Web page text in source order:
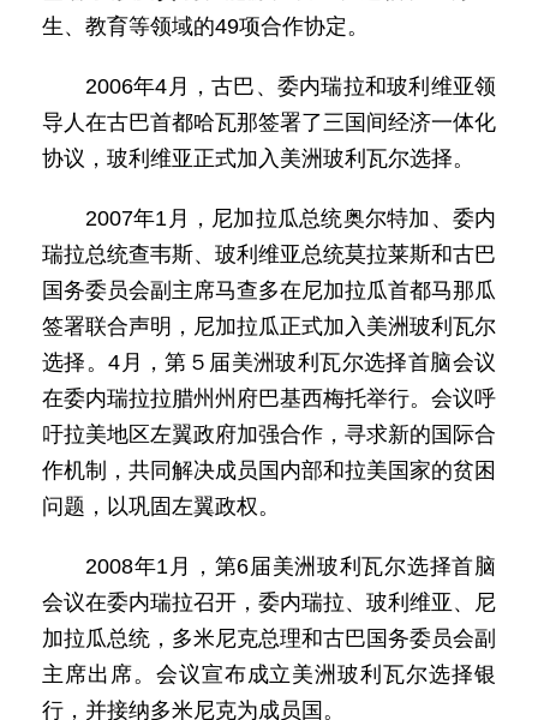
生、教育等领域的49项合作协定。
2006年4月，古巴、委内瑞拉和玻利维亚领
导人在古巴首都哈瓦那签署了三国间经济一体化
协议，玻利维亚正式加入美洲玻利瓦尔选择。
2007年1月，尼加拉瓜总统奥尔特加、委内
瑞拉总统查韦斯、玻利维亚总统莫拉莱斯和古巴
国务委员会副主席马查多在尼加拉瓜首都马那瓜
签署联合声明，尼加拉瓜正式加入美洲玻利瓦尔
选择。4月，第５届美洲玻利瓦尔选择首脑会议
在委内瑞拉拉腊州州府巴基西梅托举行。会议呼
吁拉美地区左翼政府加强合作，寻求新的国际合
作机制，共同解决成员国内部和拉美国家的贫困
问题，以巩固左翼政权。
2008年1月，第6届美洲玻利瓦尔选择首脑
会议在委内瑞拉召开，委内瑞拉、玻利维亚、尼
加拉瓜总统，多米尼克总理和古巴国务委员会副
主席出席。会议宣布成立美洲玻利瓦尔选择银
行，并接纳多米尼克为成员国。